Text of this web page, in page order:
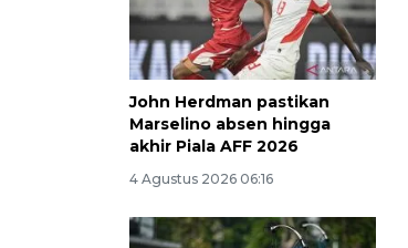
John Herdman pastikan
Marselino absen hingga
akhir Piala AFF 2026
4 Agustus 2026 06:16